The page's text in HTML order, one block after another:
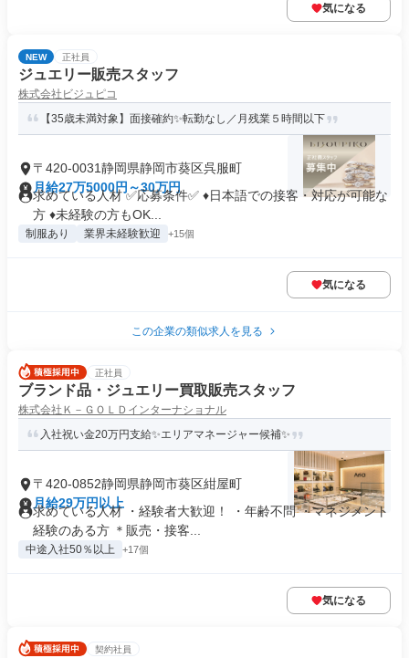
気になる
NEW 正社員
ジュエリー販売スタッフ
株式会社ビジュピコ
【35歳未満対象】面接確約✨転勤なし／月残業５時間以下
〒420-0031静岡県静岡市葵区呉服町
月給27万5000円～30万円
求めている人材 ✅応募条件✅ ♦︎日本語での接客・対応が可能な
方 ♦︎未経験の方もOK...
制服あり 業界未経験歓迎 +15個
気になる
この企業の類似求人を見る
正社員
ブランド品・ジュエリー買取販売スタッフ
株式会社Ｋ－ＧＯＬＤインターナショナル
入社祝い金20万円支給✨エリアマネージャー候補✨
〒420-0852静岡県静岡市葵区紺屋町
月給29万円以上
求めている人材 ・経験者大歓迎！ ・年齢不問 ・マネジメント
経験のある方 ＊販売・接客...
中途入社50％以上 +17個
気になる
契約社員